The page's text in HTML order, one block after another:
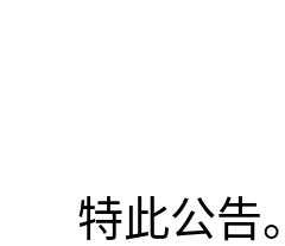
特此公告。